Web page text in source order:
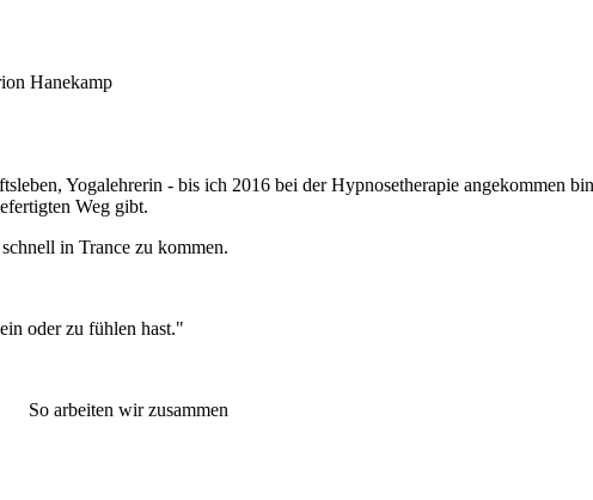
Hanekamp
Yogalehrerin - bis ich 2016 bei der Hypnosetherapie angekommen
Weg gibt.
in Trance zu kommen.
oder zu fühlen hast."
So arbeiten wir zusammen